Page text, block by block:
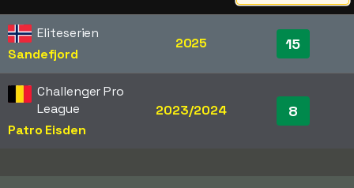
Eliteserien
Sandefjord
2025 15
Challenger Pro
League
Patro Eisden
2023/2024 8